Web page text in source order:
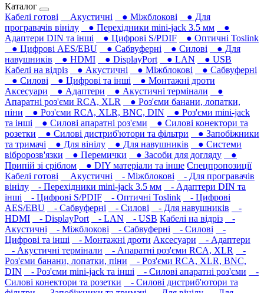
Каталог
Кабелі готові
Акустичні ● Міжблокові
● Для
програвачів вінілу
● Перехідники mini-jack 3.5 мм
●
Адаптери DIN та інші
● Цифрові S/PDIF
● Оптичні Toslink
● Цифрові AES/EBU
● Сабвуферні ● Силові
● Для
навушників‎
● HDMI ● DisplayPort ● LAN
● USB
Кабелі на відріз
● Акустичні ● Міжблокові
● Сабвуферні
● Силові
● Цифрові та інші
● Монтажні дроти
Аксесуари
● Адаптери ● Акустичні термінали
●
Апаратні роз'єми RCA, XLR
● Роз'єми банани, лопатки,
піни
● Роз'єми RCA, XLR, BNC, DIN
● Роз'єми mini-jack
та інші
● Силові апаратні роз'єми
● Силові конектори та
розетки
● Силові дистриб'ютори та фільтри
● Запобіжники
та тримачі
● Для вінілу ● Для навушників‎
● Системи
вібророзв'язки
● Перемички ● Засоби для догляду
●
Припій зі сріблом
● DIY матеріали та інше Спецпропозиції
Кабелі готові
Акустичні - Міжблокові
- Для програвачів
вінілу
- Перехідники mini-jack 3.5 мм
- Адаптери DIN та
інші
- Цифрові S/PDIF - Оптичні Toslink
- Цифрові
AES/EBU
- Сабвуферні - Силові - Для навушників‎
-
HDMI
- DisplayPort - LAN - USB Кабелі на відріз
-
Акустичні
- Міжблокові - Сабвуферні - Силові
-
Цифрові та інші
- Монтажні дроти Аксесуари
- Адаптери
- Акустичні термінали
- Апаратні роз'єми RCA, XLR
-
Роз'єми банани, лопатки, піни
- Роз'єми RCA, XLR, BNC,
DIN
- Роз'єми mini-jack та інші - Силові апаратні роз'єми
-
Силові конектори та розетки
- Силові дистриб'ютори та